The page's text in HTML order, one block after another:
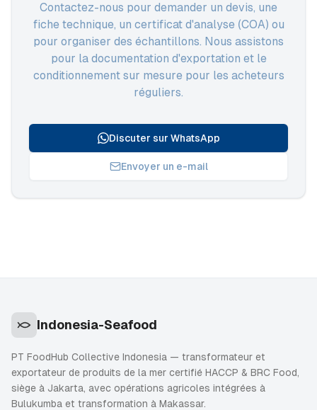
Contactez-nous pour demander un devis, une
fiche technique, un certificat d'analyse (COA) ou
pour organiser des échantillons. Nous assistons
pour la documentation d'exportation et le
conditionnement sur mesure pour les acheteurs
réguliers.
Discuter sur WhatsApp
Envoyer un e-mail
Indonesia-Seafood
PT FoodHub Collective Indonesia — transformateur et
exportateur de produits de la mer certifié HACCP & BRC Food,
siège à Jakarta, avec opérations agricoles intégrées à
Bulukumba et transformation à Makassar.